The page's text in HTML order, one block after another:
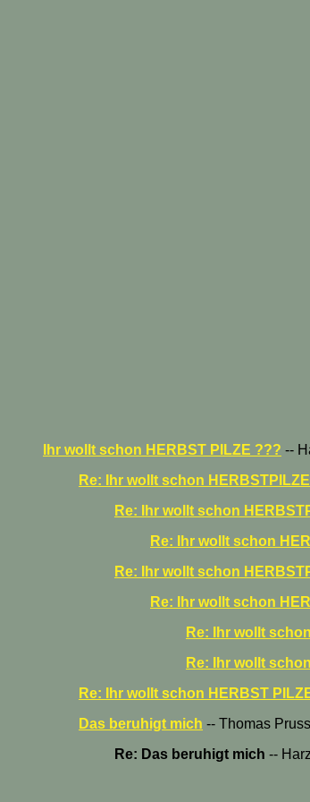
Ihr wollt schon HERBST PILZE ??? --
Re: Ihr wollt schon
Re: Ihr wollt schon
Re: Ihr wollt schon
Re: Ihr wollt schon
Re: Ihr wollt schon
Re: Ihr wollt
Re: Ihr wollt
Re: Ihr wollt schon HERBST
Das beruhigt mich -- Thomas
Re: Das beruhigt mich --